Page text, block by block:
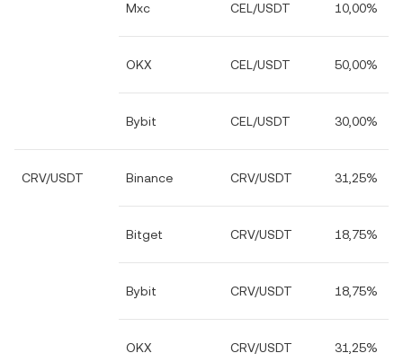
Mxc CEL/USDT 10,00%
OKX CEL/USDT 50,00%
Bybit CEL/USDT 30,00%
CRV/USDT Binance CRV/USDT 31,25%
Bitget CRV/USDT 18,75%
Bybit CRV/USDT 18,75%
OKX CRV/USDT 31,25%